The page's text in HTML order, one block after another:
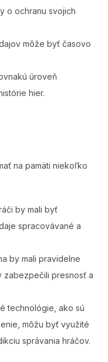
o ochranu svojich
môže byť časovo
úroveň
hier.
na pamäti niekoľko
by mali byť
spracovávané a
by mali pravidelne
zabezpečili presnosť a
technológie, ako sú
môžu byť využité
správania hráčov.